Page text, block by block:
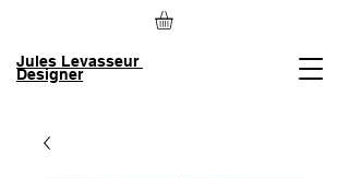
Jules Levasseur
Designer